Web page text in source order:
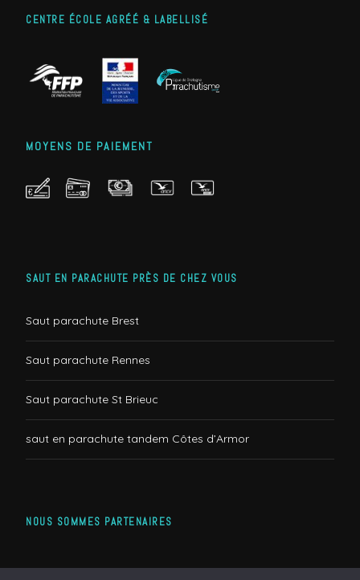
CENTRE ÉCOLE AGRÉÉ & LABELLISÉ
MOYENS DE PAIEMENT
SAUT EN PARACHUTE PRÈS DE CHEZ VOUS
Saut parachute Brest
Saut parachute Rennes
Saut parachute St Brieuc
saut en parachute tandem Côtes d’Armor
NOUS SOMMES PARTENAIRES